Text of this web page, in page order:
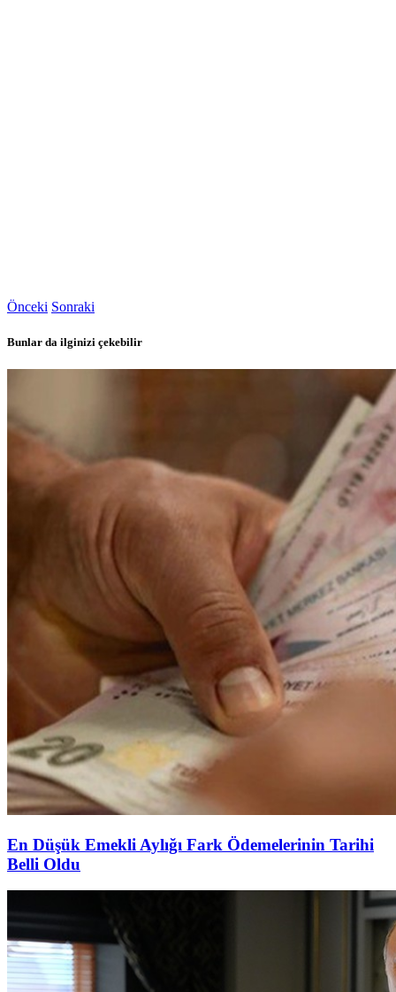
Önceki Sonraki
Bunlar da ilginizi çekebilir
En Düşük Emekli Aylığı Fark Ödemelerinin Tarihi
Belli Oldu